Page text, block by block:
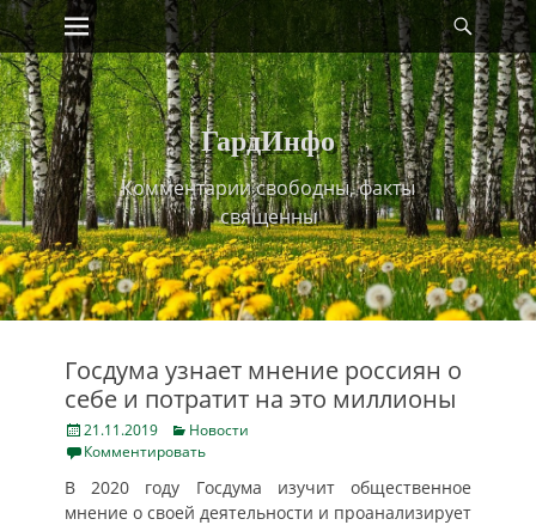
Skip
to
content
Primary Menu
ГардИнфо
Комментарии свободны, факты
священны
Госдума узнает мнение россиян о
себе и потратит на это миллионы
Posted
on
21.11.2019 Categories
Новости
Комментировать
В 2020 году Госдума изучит общественное
мнение о своей деятельности и проанализирует